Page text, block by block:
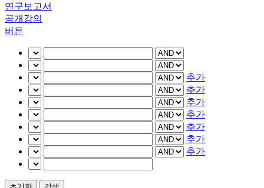
연구보고서
공개강의
버튼
추가
추가
추가
추가
추가
추가
추가